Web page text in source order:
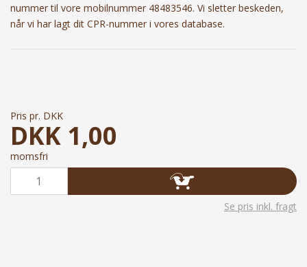
nummer til vore mobilnummer 48483546. Vi sletter beskeden,
når vi har lagt dit CPR-nummer i vores database.
Pris pr. DKK
DKK 1,00
momsfri
Se pris inkl. fragt